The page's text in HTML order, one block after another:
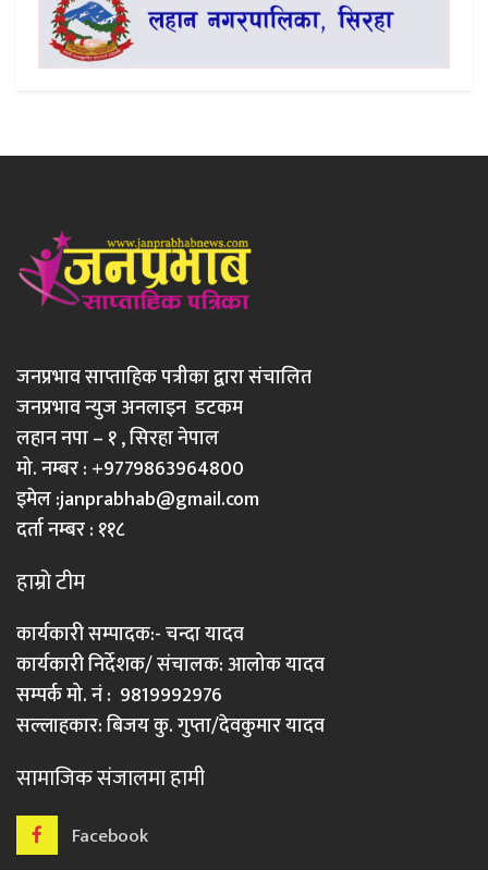
जनप्रभाव साप्ताहिक पत्रीका द्वारा संचालित
जनप्रभाव न्युज अनलाइन डटकम
लहान नपा – १ , सिरहा नेपाल
मो. नम्बर : +9779863964800
इमेल :janprabhab@gmail.com
दर्ता नम्बर : ११८
हाम्रो टीम
कार्यकारी सम्पादक:- चन्दा यादव
कार्यकारी निर्देशक/ संचालक: आलोक यादव
सम्पर्क मो. नं : 9819992976
सल्लाहकार: बिजय कु. गुप्ता/देवकुमार यादव
सामाजिक संजालमा हामी
Facebook